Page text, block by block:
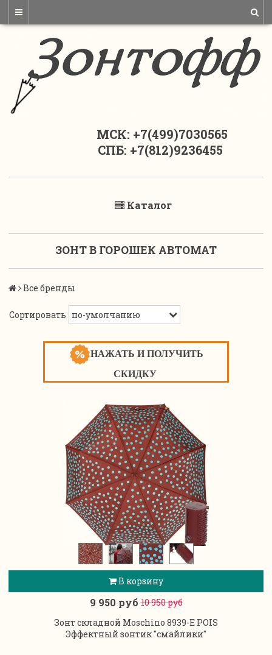
МСК: +7(499)7030565
СПБ: +7(812)9236455
Каталог
ЗОНТ В ГОРОШЕК АВТОМАТ
Все бренды
Сортировать
НАЖАТЬ И ПОЛУЧИТЬ
СКИДКУ
В корзину
9 950 руб10 950 руб
Зонт складной Moschino 8939-E POIS
Эффектный зонтик "смайлики"